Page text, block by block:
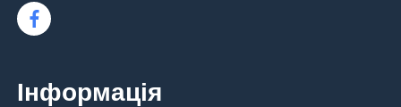
Інформація